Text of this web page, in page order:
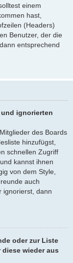
einem
hast,
(Headers)
Benutzer, der die
entsprechend
ignorierten
des Boards
hinzufügst,
schnellen Zugriff
kannst ihnen
von dem Style,
auch
ignorierst, dann
oder zur Liste
wieder aus